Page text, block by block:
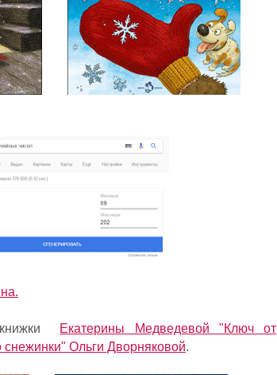
Екатерины Медведевой "Ключ от
снежинки" Ольги Дворняковой.